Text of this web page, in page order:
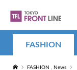
FASHION
FASHION , News